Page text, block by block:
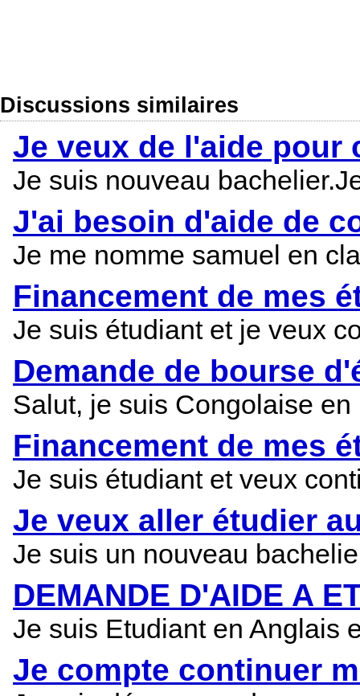
Discussions similaires
Je veux de l'aide pour
Je suis nouveau
J'ai besoin d'aide de
Je me nomme samuel en
Financement de mes
Je suis étudiant et je veux
Demande de bourse
Salut, je suis Congolaise
Financement de mes
Je suis étudiant et veux
Je veux aller étudier
Je suis un nouveau
DEMANDE D'AIDE A
Je suis Etudiant en Anglais
Je compte continuer